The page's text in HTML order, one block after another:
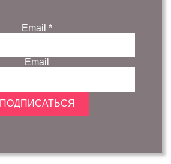
Email *
Email
ПОДПИСАТЬСЯ